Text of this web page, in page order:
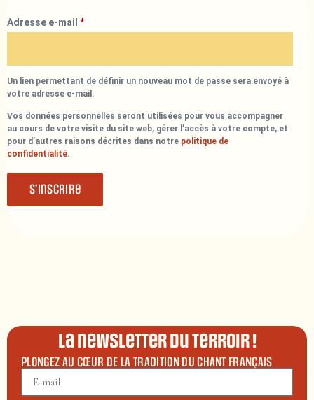
Adresse e-mail *
Un lien permettant de définir un nouveau mot de passe sera envoyé à
votre adresse e-mail.
Vos données personnelles seront utilisées pour vous accompagner
au cours de votre visite du site web, gérer l’accès à votre compte, et
pour d’autres raisons décrites dans notre politique de
confidentialité.
S’inscrire
La newsletter du terroir !
PLONGEZ AU CŒUR DE LA TRADITION DU CHANT FRANÇAIS